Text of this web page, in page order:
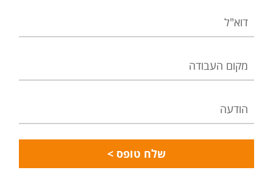
דוא"ל
מקום
העבודה
הודעה